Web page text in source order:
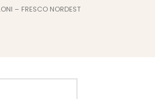
– FRESCO NORDEST